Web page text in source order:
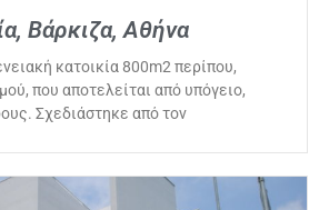
Βάρκιζα, Αθήνα
κατοικία 800m2 περίπου,
που αποτελείται από υπόγειο,
Σχεδιάστηκε από τον